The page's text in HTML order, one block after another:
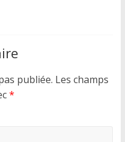
publiée. Les champs
*